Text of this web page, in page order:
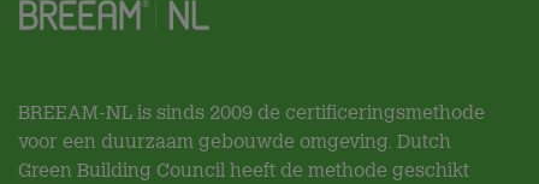
BREEAM-NL is sinds 2009 de certificeringsmethode
voor een duurzaam gebouwde omgeving. Dutch
Green Building Council heeft de methode geschikt